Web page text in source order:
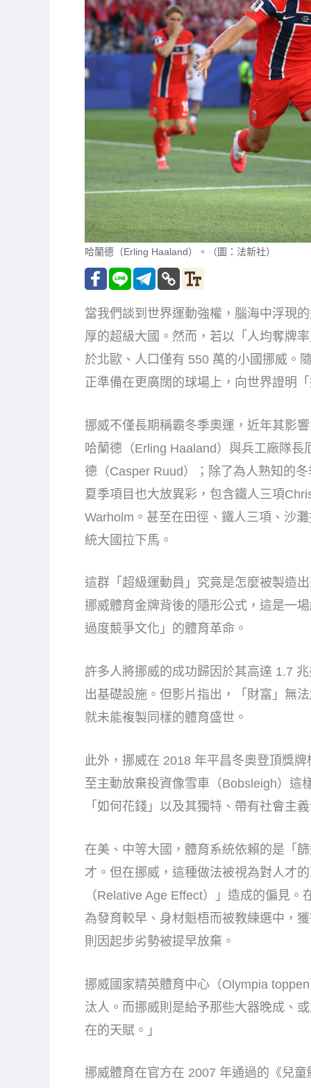
哈蘭德（Erling Haaland）。（圖：法新社）
當我們談到世界運動強權，腦海中浮現
厚的超級大國。然而，若以「人均奪牌
於北歐、人口僅有 550 萬的小國挪威。
正準備在更廣闊的球場上，向世界證明
挪威不僅長期稱霸冬季奧運，近年其影
哈蘭德（Erling Haaland）與兵工廠隊
德（Casper Ruud）；除了為人熟知的
夏季項目也大放異彩，包含鐵人三項
Warholm。甚至在田徑、鐵人三項、沙
統大國拉下馬。
這群「超級運動員」究竟是怎麼被製造
挪威體育金牌背後的隱形公式，這是一
過度競爭文化」的體育革命。
許多人將挪威的成功歸因於其高達 1.7
出基礎設施。但影片指出，「財富」無
就未能複製同樣的體育盛世。
此外，挪威在 2018 年平昌冬奧登頂獎
至主動放棄投資像雪車（Bobsleigh）這
「如何花錢」以及其獨特、帶有社會主
在美、中等大國，體育系統依賴的是「
才。但在挪威，這種做法被視為對人才
（Relative Age Effect）」造成的偏見
為發育較早、身材魁梧而被教練選中，
則因起步劣勢被提早放棄。
挪威國家精英體育中心（Olympia
汰人。而挪威則是給予那些大器晚成、
在的天賦。」
挪威體育在官方在 2007 年通過的《兒